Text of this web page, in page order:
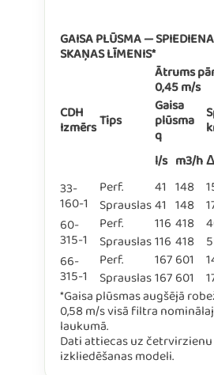
GAISA PLŪSMA —
SKAŅAS LĪMENIS*
CDH
IzmērsTips
Ātrums
0,45 m/s
Gaisa
plūsma
q
l/s m3/h
33-
160-1
Perf. 41 148
Sprauslas41 148
60-
315-1
Perf. 116418
Sprauslas116418
66-
315-1
Perf. 167601
Sprauslas167601
*Gaisa plūsmas augšējā
0,58 m/s visā filtra
laukumā.
Dati attiecas uz
izkliedēšanas modeli.